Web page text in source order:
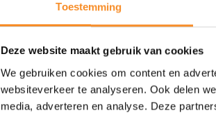
Toestemming
Deze website maakt gebruik van cookies
We gebruiken cookies om content en
websiteverkeer te analyseren. Ook delen
media, adverteren en analyse. Deze